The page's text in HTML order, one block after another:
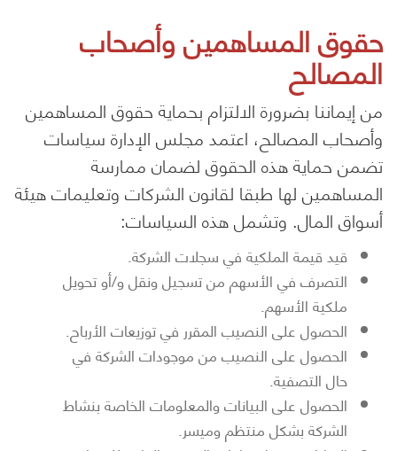
حقوق المساهمين وأصحاب
المصالح
من إيماننا بضرورة الالتزام بحماية حقوق المساهمين
وأصحاب المصالح، اعتمد مجلس الإدارة سياسات
تضمن حماية هذه الحقوق لضمان ممارسة
المساهمين لها طبقا لقانون الشركات وتعليمات هيئة
أسواق المال. وتشمل هذه السياسات:
قيد قيمة الملكية في سجلات الشركة.
التصرف في الأسهم من تسجيل ونقل و/أو تحويل
ملكية الأسهم.
الحصول على النصيب المقرر في توزيعات الأرباح.
الحصول على النصيب من موجودات الشركة في
حال التصفية.
الحصول على البيانات والمعلومات الخاصة بنشاط
الشركة بشكل منتظم وميسر.